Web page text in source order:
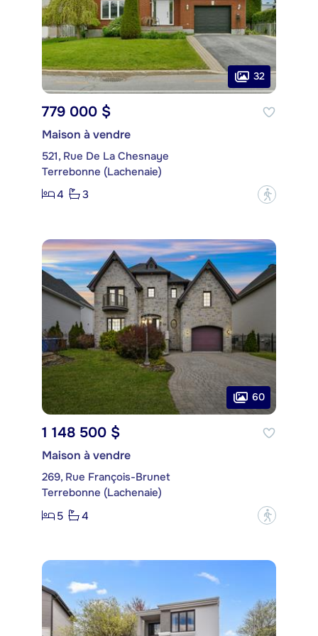
32
779 000 $
Maison à vendre
521, Rue De La Chesnaye
Terrebonne (Lachenaie)
4
3 ?
60
1 148 500 $
Maison à vendre
269, Rue François-Brunet
Terrebonne (Lachenaie)
5
4 ?